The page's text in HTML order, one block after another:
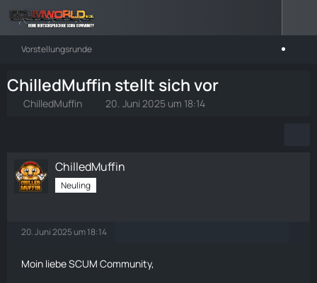
Vorstellungsrunde
ChilledMuffin stellt sich vor
ChilledMuffin 20. Juni 2025 um 18:14
ChilledMuffin
Neuling
20. Juni 2025 um 18:14
Moin liebe SCUM Community,